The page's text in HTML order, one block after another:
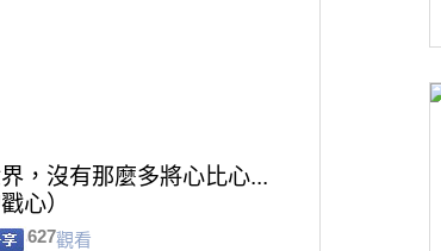
，沒有那麼多將心比心...
心）
627觀看